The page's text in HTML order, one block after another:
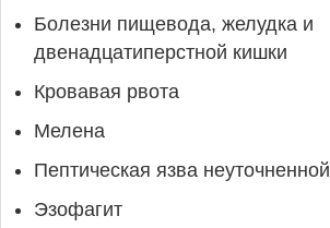
Болезни пищевода, желудка и
двенадцатиперстной кишки
Кровавая рвота
Мелена
Пептическая язва
Эзофагит